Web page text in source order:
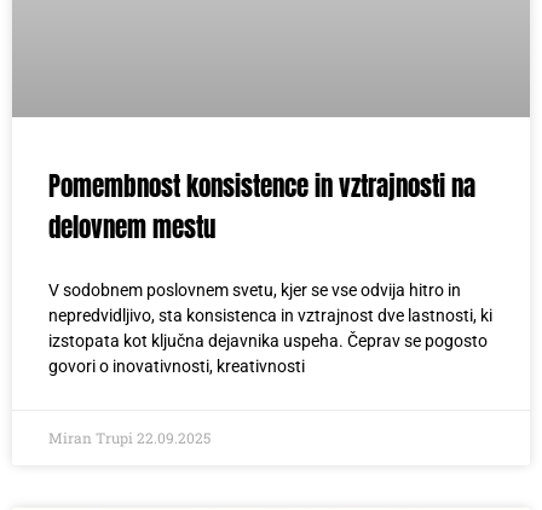
Pomembnost konsistence in vztrajnosti na
delovnem mestu
V sodobnem poslovnem svetu, kjer se vse odvija hitro in
nepredvidljivo, sta konsistenca in vztrajnost dve lastnosti, ki
izstopata kot ključna dejavnika uspeha. Čeprav se pogosto
govori o inovativnosti, kreativnosti
Miran Trupi 22.09.2025